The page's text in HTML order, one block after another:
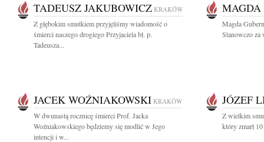
TADEUSZ JAKUBOWICZ KRAKÓW
Z głębokim smutkiem przyjęliśmy wiadomość o
śmierci naszego drogiego Przyjaciela bł. p.
Tadeusza...
MAGDA
Magda
Stanowczo za
JACEK WOŹNIAKOWSKI KRAKÓW
W dwunastą rocznicę śmierci Prof. Jacka
Woźniakowskiego będziemy się modlić w Jego
intencji i w...
JÓZEF
Z wielkim
który zmarł